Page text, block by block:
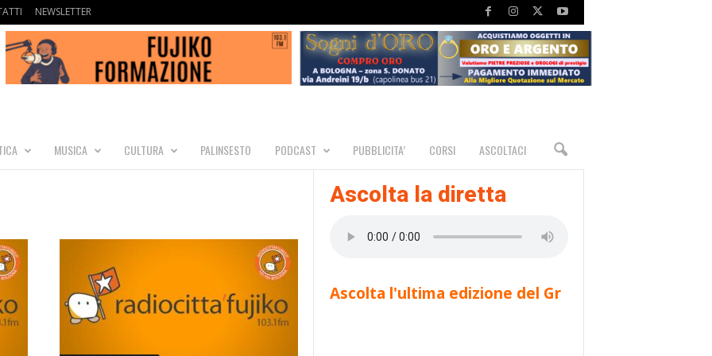
NEWSLETTER
MUSICA CULTURA PALINSESTO PODCAST PUBBLICITA’ CORSI ASCOLTACI
Ascolta la diretta
Ascolta l'ultima edizione del Gr